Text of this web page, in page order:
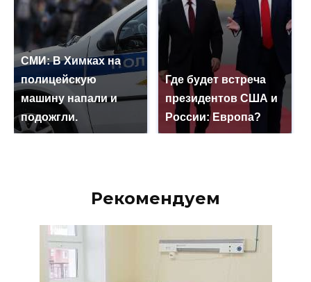
СМИ: В Химках на
полицейскую
машину напали и
подожгли.
Где будет встреча
президентов США и
России: Европа?
Рекомендуем